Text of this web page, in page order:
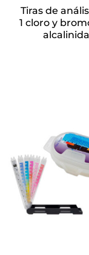
Tiras de
1 cloro y